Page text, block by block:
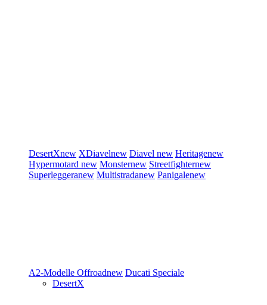
DesertXnew XDiavelnew Diavel new Heritagenew
Hypermotard new Monsternew Streetfighternew
Superleggeranew Multistradanew Panigalenew
A2-Modelle Offroadnew Ducati Speciale
DesertX